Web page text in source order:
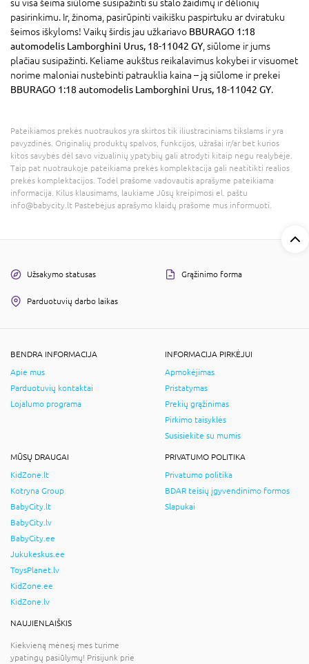
su visa šeima siūlome susipažinti su stalo žaidimų ir dėlionių
pasirinkimu. Ir, žinoma, pasirūpinti vaikišku paspirtuku ar dviratuku
šeimos iškyloms! Vaikų širdis jau užkariavo BBURAGO 1:18
automodelis Lamborghini Urus, 18-11042 GY, siūlome ir jums
plačiau susipažinti. Keliame aukštus reikalavimus kokybei ir visuomet
norime maloniai nustebinti patrauklia kaina – ją siūlome ir prekei
BBURAGO 1:18 automodelis Lamborghini Urus, 18-11042 GY.
Pateikiamos prekės nuotraukos yra skirtos tik iliustraciniams tikslams ir yra
pavyzdinės. Originalių produktų spalvos, funkcijos, užrašai ir/ar bet kurios
kitos savybės dėl savo vizualinių ypatybių gali atrodyti kitaip negu realybėje.
Taip pat nuotraukoje pateikiama prekės komplektacija gali neatitikti realios
prekės komplektacijos. Todėl prašome vadovautis aprašyme pateikiama
informacija. Kilus klausimams, laukiame Jūsų kreipimosi el. paštu
info@babycity.lt Pastebėjus aprašymo klaidų prašome mus informuoti.
Užsakymo statusas Grąžinimo forma
Parduotuvių darbo laikas
BENDRA INFORMACIJA
Apie mus
Parduotuvių kontaktai
Lojalumo programa
INFORMACIJA PIRKĖJUI
Apmokėjimas
Pristatymas
Prekių grąžinimas
Pirkimo taisyklės
Susisiekite su mumis
MŪSŲ DRAUGAI
KidZone.lt
Kotryna Group
BabyCity.lt
BabyCity.lv
BabyCity.ee
Jukukeskus.ee
ToysPlanet.lv
KidZone.ee
KidZone.lv
PRIVATUMO POLITIKA
Privatumo politika
BDAR teisių įgyvendinimo formos
Slapukai
NAUJIENLAIŠKIS
Kiekvieną mėnesį mes turime
ypatingų pasiūlymų! Prisijunk prie